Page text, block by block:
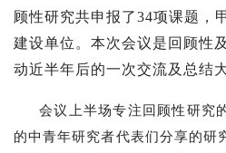
顾性研究共申报了34项课题，
建设单位。本次会议是回顾性
动近半年后的一次交流及总结大
会议上半场专注回顾性研究
的中青年研究者代表们分享的研